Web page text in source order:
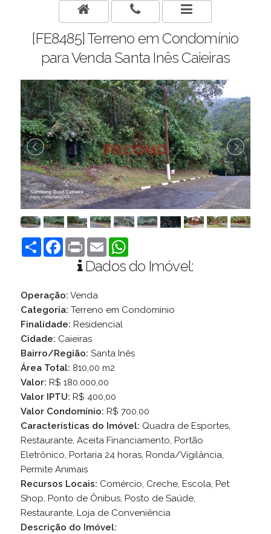
[FE8485] Terreno em Condomínio
para Venda Santa Inês Caieiras
Compartilhar
Facebook
Print EmailWhatsApp
Dados do Imóvel:
Operação: Venda
Categoria: Terreno em Condomínio
Finalidade: Residencial
Cidade: Caieiras
Bairro/Região: Santa Inês
Área Total: 810,00 m2
Valor: R$ 180.000,00
Valor IPTU: R$ 400,00
Valor Condomínio: R$ 700,00
Características do Imóvel: Quadra de Esportes,
Restaurante, Aceita Financiamento, Portão
Eletrônico, Portaria 24 horas, Ronda/Vigilância,
Permite Animais
Recursos Locais: Comércio, Creche, Escola, Pet
Shop, Ponto de Ônibus, Posto de Saúde,
Restaurante, Loja de Conveniência
Descrição do Imóvel: